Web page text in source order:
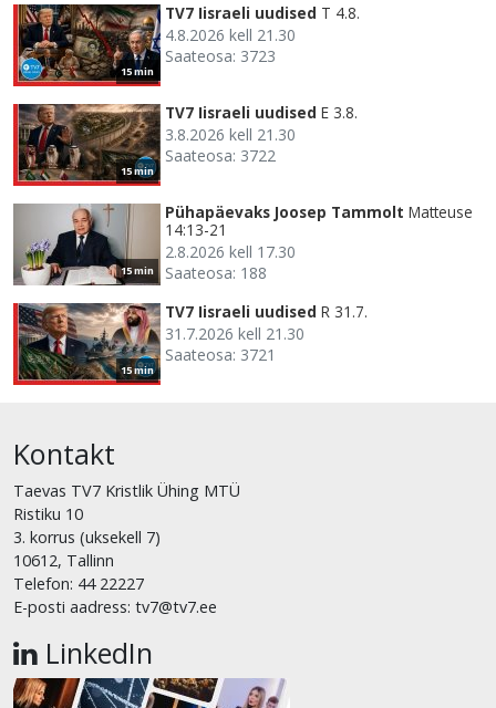
15 min
TV7 Iisraeli uudised T 4.8.
4.8.2026 kell 21.30
Saateosa: 3723
15 min
TV7 Iisraeli uudised E 3.8.
3.8.2026 kell 21.30
Saateosa: 3722
15 min
Pühapäevaks Joosep Tammolt Matteuse
14:13-21
2.8.2026 kell 17.30
Saateosa: 188
15 min
TV7 Iisraeli uudised R 31.7.
31.7.2026 kell 21.30
Saateosa: 3721
Kontakt
Taevas TV7 Kristlik Ühing MTÜ
Ristiku 10
3. korrus (uksekell 7)
10612, Tallinn
Telefon: 44 22227
E-posti aadress: tv7@tv7.ee
LinkedIn